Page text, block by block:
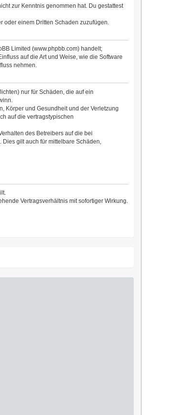
zur Kenntnis genommen hat. Du gestattest
oder einem Dritten Schaden zuzufügen.
Limited (www.phpbb.com) handelt;
auf die Art und Weise, wie die Software
nehmen.
nur für Schäden, die auf ein
Körper und Gesundheit und der Verletzung
auf die vertragstypischen
des Betreibers auf die bei
gilt auch für mittelbare Schäden,
Vertragsverhältnis mit sofortiger Wirkung.